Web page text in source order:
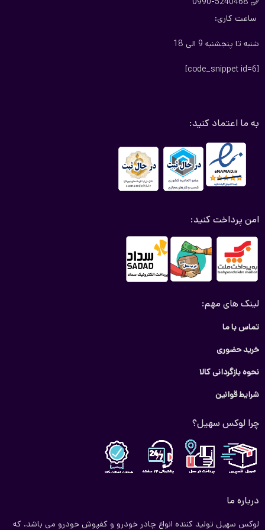
ساعت کاری:
شنبه تا پنجشنبه 9 الی 18
[code_snippet id=6]
به ما اعتماد کنید:
امن پرداخت کنید:
لینک های مهم:
تماس با ما
خرید حضوری
نحوه بازگردانی کالا
شرایط قوانین
چرا لوکس سهیل؟
درباره ما
لوکس سهیل تولید کننده انواع چادر خودرو و کفپوش خودرو می باشد. که